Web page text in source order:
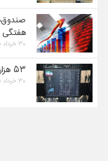
هفتگی
۳۰ خرداد ۱۴۰۵ ساعت ۰۹:۱۰
۵۳ هزار میلیارد تومان مبادله اوراق بهادار و کالا در ۴ بورس ایران
۳۰ خرداد ۱۴۰۵ ساعت ۰۹:۰۸